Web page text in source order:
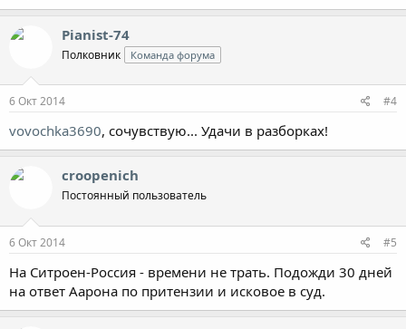
Pianist-74
Полковник Команда форума
6 Окт 2014 #4
vovochka3690, сочувствую... Удачи в разборках!
croopenich
Постоянный пользователь
6 Окт 2014 #5
На Ситроен-Россия - времени не трать. Подожди 30 дней
на ответ Аарона по притензии и исковое в суд.